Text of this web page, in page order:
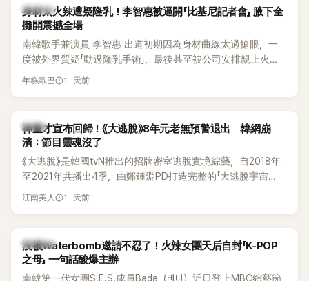
K-POP
身材太火辣遭疑隆乳！李智惠被逼開「比基尼記者會」 腋下全
攤開震撼全場
南韓歌手兼演員 李智惠 出道初期因為身材曲線太過搶眼，一
度被外界質疑「動過隆乳手術」，最後甚至被公司安排親上火
線，召開前所未見的「泳裝記者會」澄清。這場記者會後來還被
熱議。 2日播出的 SBS 綜藝節目《我的經紀人太難搞－秘書
鎮》，邀請同時兼顧工作與育兒的演藝圈代表「媽媽群」——李智
惠、李賢怡、李恩亨，以第13位「My Star」身分登場，分享最真
實的生活日常。 節目一開始，李瑞鎮 率先與李智惠會合，兩人
邊搭車邊聊天，氣氛輕鬆。聊到最近的新聞，李瑞鎮突然直球
發問：「妳不是上新聞了？說妳去做整形？是人中縮短手術嗎？」
延燒到過去的爭議。李瑞鎮脫口補刀：「妳以前不是還在游泳池
開過記者會？」直接點名她當年的風波。李智惠聽了忍不住笑
說：「哥怎麼連這個都知道？」李瑞鎮則回嘴：「那時候新聞鬧那
年糕歐巴 1 天前
韓星
神童才宣布回歸！《大逃脫》8年元老無預警退出 韓網崩
潰：節目靈魂沒了
《大逃脫》是韓國tvN推出的招牌密室逃脫實境綜藝，自2018年
至2021年共播出4季，由鄭鍾淵PD打造完整的「大逃脫宇宙
（DTCU）」，憑藉燒腦劇情、電影級場景與龐大世界觀，累積
江南美人 1 天前
K-POP
沒被Waterbomb邀請不忍了！火辣女團天后自封「K-POP
之母」 一句話酸爆主辦
南韓第一代女團S.E.S.成員Bada（바다）近日登上MBC綜藝節